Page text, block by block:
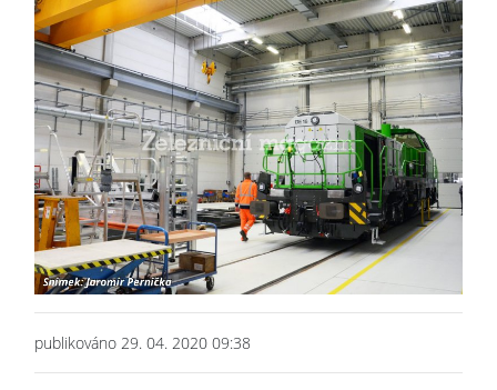
publikováno 29. 04. 2020 09:38